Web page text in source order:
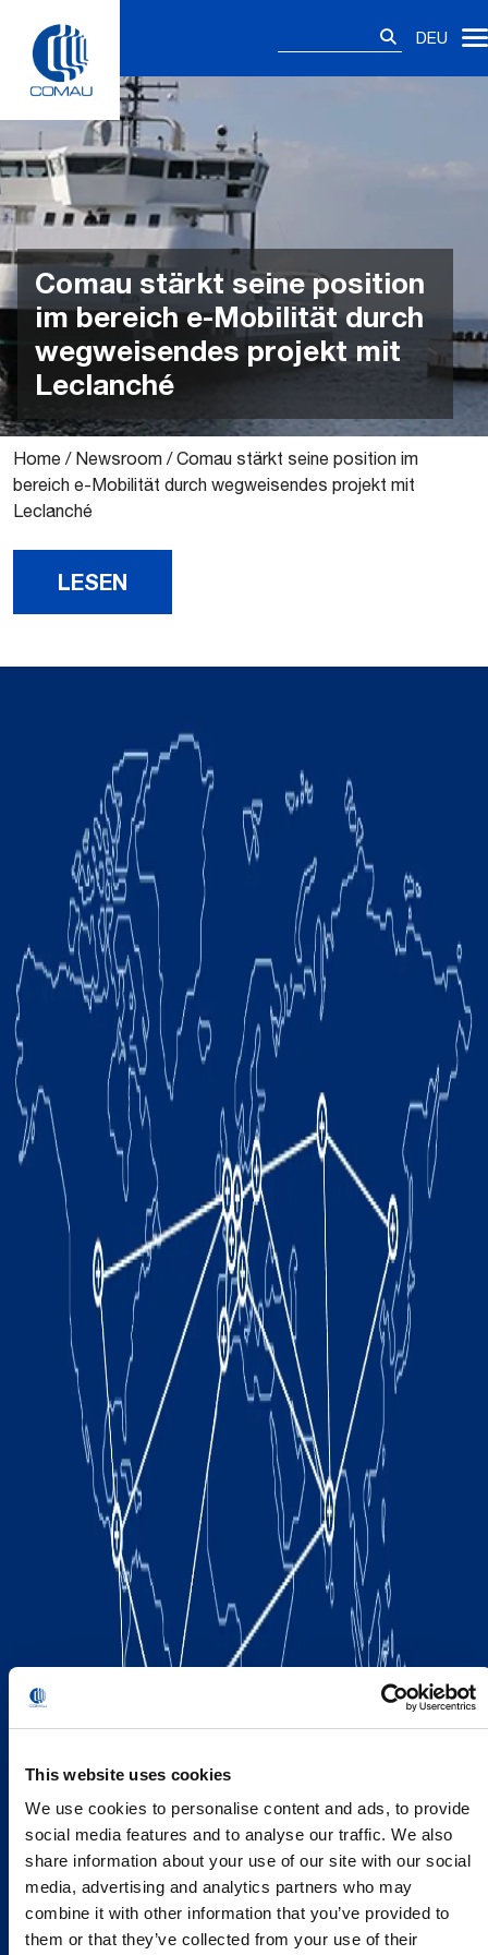
This website uses cookies
We use cookies to personalise content and ads, to provide
social media features and to analyse our traffic. We also
share information about your use of our site with our social
media, advertising and analytics partners who may
combine it with other information that you’ve provided to
them or that they’ve collected from your use of their
content
DEU
Comau stärkt seine position
im bereich e-Mobilität durch
wegweisendes projekt mit
Leclanché
Home / Newsroom /Comau stärkt seine position im
bereich e-Mobilität durch wegweisendes projekt mit
Leclanché
LESEN